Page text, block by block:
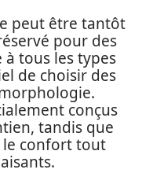
peut être tantôt
pour des
à tous les types
de choisir des
conçus
tandis que
le confort tout